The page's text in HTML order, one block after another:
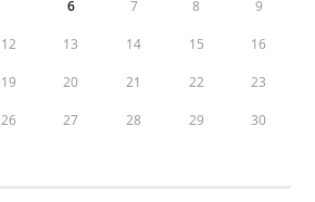
6 7 8 9
12 13 14 15 16
19 20 21 22 23
26 27 28 29 30